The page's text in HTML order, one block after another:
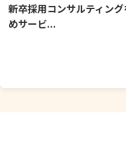
新卒採用コンサルティン
めサービ...